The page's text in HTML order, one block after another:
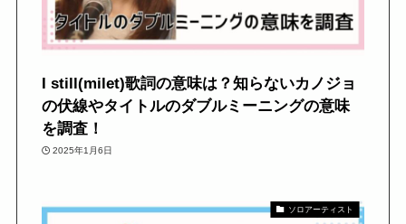
I still(milet)歌詞の意味は？知らないカノジョ
の伏線やタイトルのダブルミーニングの意味
を調査！
2025年1月6日
ソロアーティスト